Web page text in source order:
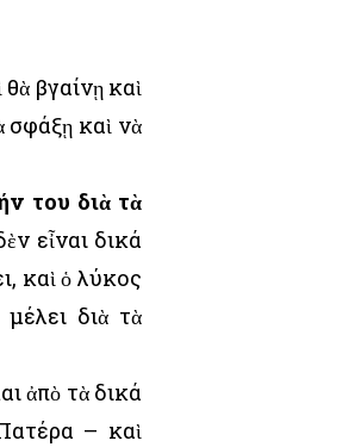
βγαίνῃ καὶ
σφάξῃ καὶ νὰ
του διὰ τὰ
εἶναι δικά
καὶ ὁ λύκος
διὰ τὰ
ἀπὸ τὰ δικά
– καὶ